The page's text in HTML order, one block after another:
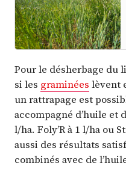
Pour le désherbage du
si les graminées lèvent
un rattrapage est
accompagné d’huile et
l/ha. Foly’R à 1 l/ha ou
aussi des résultats
combinés avec de